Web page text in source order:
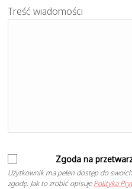
Treść wiadomości
Zgoda na
Użytkownik ma pełen dostęp do
zgodę. Jak to zrobić opisuje Polityka